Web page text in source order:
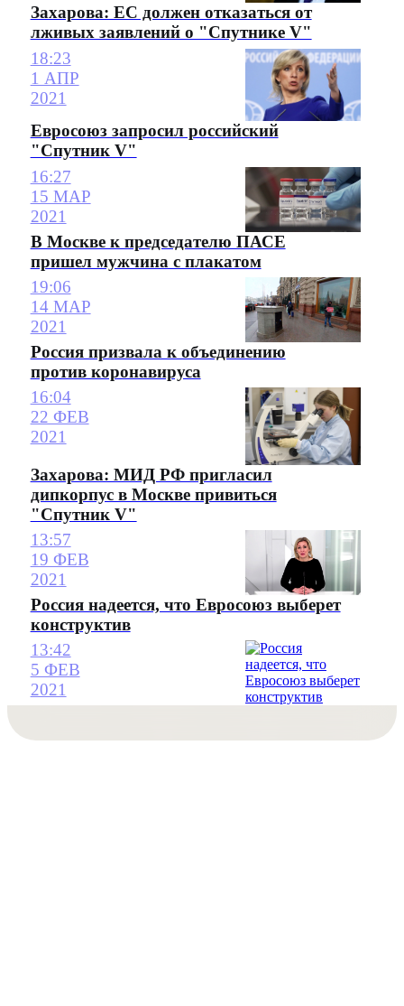
Захарова: ЕС должен отказаться от
лживых заявлений о "Спутнике V"
18:23
1 АПР
2021
Евросоюз запросил российский
"Спутник V"
16:27
15 МАР
2021
В Москве к председателю ПАСЕ
пришел мужчина с плакатом
19:06
14 МАР
2021
Россия призвала к объединению
против коронавируса
16:04
22 ФЕВ
2021
Захарова: МИД РФ пригласил
дипкорпус в Москве привиться
"Спутник V"
13:57
19 ФЕВ
2021
Россия надеется, что Евросоюз выберет
конструктив
13:42
5 ФЕВ
2021